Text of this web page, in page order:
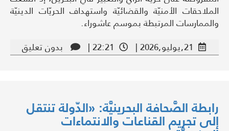
الملاحقات الأمنيّة والقضائيّة واستهداف الحريّات الدينيّة
والممارسات المرتبطة بموسم عاشوراء.
21,يوليو,2026 |
22:21 | بدون تعليق
رابطة الصَّحافة البحرينيَّة: «الدّولة تنتقل
إلى تجريم القناعات والانتماءات